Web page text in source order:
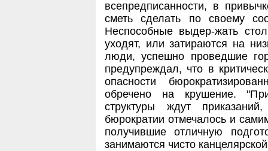
всепредписанности, в
сметь сделать по своему
Неспособные выдер-жать
уходят, или затираются на
люди, успешно проведшие
предупреждал, что в
опасности
обречено на крушение.
структуры ждут
бюрократии отмечалось и
получившие отличную
занимаются чисто